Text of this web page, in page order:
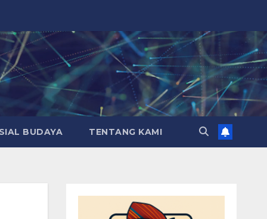
BUDAYA TENTANG KAMI